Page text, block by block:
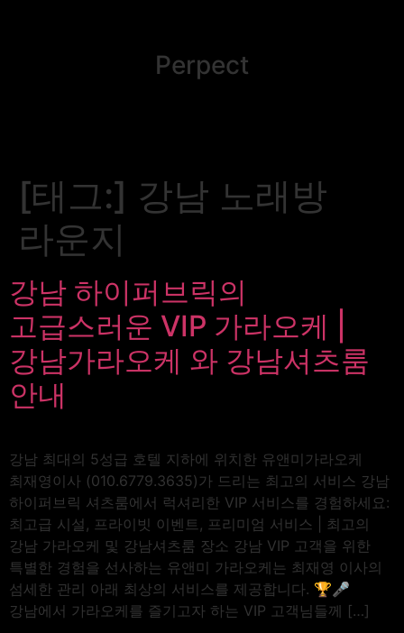
Perpect
[태그:] 강남 노래방
라운지
강남 하이퍼브릭의
고급스러운 VIP 가라오케 |
강남가라오케 와 강남셔츠룸
안내
강남 최대의 5성급 호텔 지하에 위치한 유앤미가라오케
최재영이사 (010.6779.3635)가 드리는 최고의 서비스 강남
하이퍼브릭 셔츠룸에서 럭셔리한 VIP 서비스를 경험하세요:
최고급 시설, 프라이빗 이벤트, 프리미엄 서비스 | 최고의
강남 가라오케 및 강남셔츠룸 장소 강남 VIP 고객을 위한
특별한 경험을 선사하는 유앤미 가라오케는 최재영 이사의
섬세한 관리 아래 최상의 서비스를 제공합니다. 🏆🎤
강남에서 가라오케를 즐기고자 하는 VIP 고객님들께 […]